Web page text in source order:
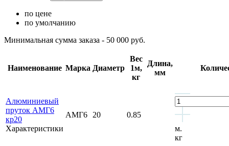
по цене
по умолчанию
Минимальная сумма заказа - 50 000 руб.
Наименование Марка Диаметр
Вес
1м,
кг
Длина,
мм
Алюминиевый
пруток АМГ6
кр20
Характеристики
АМГ6 20
0.85
м.
кг